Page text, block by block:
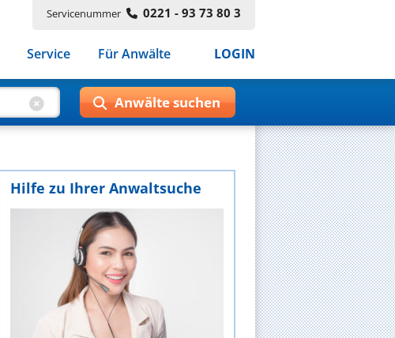
Servicenummer 0221 - 93 73 80 3
Service Für Anwälte LOGIN
Hilfe zu Ihrer Anwaltsuche